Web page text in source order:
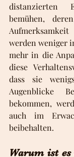
distanzierten
bemühen,
werden weniger
mehr in die
diese
dass sie
Augenblicke
bekommen,
auch im
beibehalten.
Warum ist